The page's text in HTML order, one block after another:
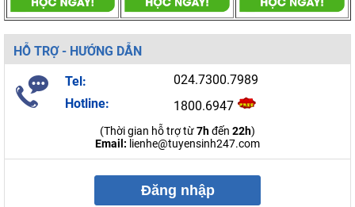
HỖ TRỢ - HƯỚNG DẪN
Tel:
024.7300.7989
Hotline:
1800.6947
(Thời gian hỗ trợ từ7hđến 22h)
Email: lienhe@tuyensinh247.com
Đăng nhập